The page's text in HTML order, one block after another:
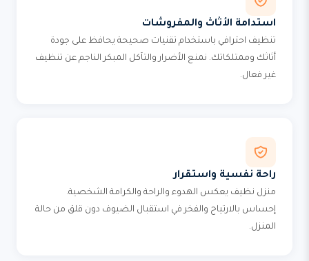
استدامة الأثاث والمفروشات
تنظيف احترافي باستخدام تقنيات صحيحة يحافظ على جودة
أثاثك وممتلكاتك. نمنع الأضرار والتآكل المبكر الناجم عن تنظيف
غير فعال.
راحة نفسية واستقرار
منزل نظيف يعكس الهدوء والراحة والكرامة الشخصية.
إحساس بالارتياح والفخر في استقبال الضيوف دون قلق من حالة
المنزل.